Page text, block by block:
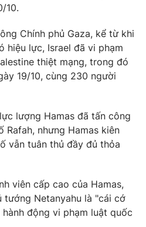
VTV Thể thao
Bất động sản
Tấm lòng Việt
Vươn mình bằng AI
VTV8
English
10.
Chính phủ Gaza, kể từ khi
hiệu lực, Israel đã vi phạm
thiệt mạng, trong đó
19/10, cùng 230 người
lượng Hamas đã tấn công
Rafah, nhưng Hamas kiên
vẫn tuân thủ đầy đủ thỏa
viên cấp cao của Hamas,
tướng Netanyahu là "cái cớ
động vi phạm luật quốc